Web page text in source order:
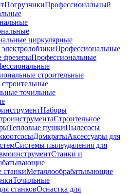
ПогрузчикиПрофессиональный
циркулярные
Профессиональные
фрезерыПрофессиональные
строительные
точильные
Наборы
Строительное
Тепловые пушкиПылесосы
ДомкратыАксессуары для
Системы пылеудаления для
Станки и
Металлообрабатывающие
Точильные
станковОснастка для